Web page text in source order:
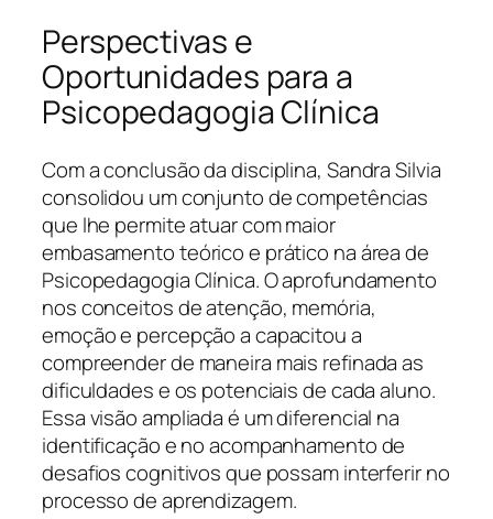
Perspectivas e
Oportunidades para a
Psicopedagogia Clínica
Com a conclusão da disciplina, Sandra Silvia
consolidou um conjunto de competências
que lhe permite atuar com maior
embasamento teórico e prático na área de
Psicopedagogia Clínica. O aprofundamento
nos conceitos de atenção, memória,
emoção e percepção a capacitou a
compreender de maneira mais refinada as
dificuldades e os potenciais de cada aluno.
Essa visão ampliada é um diferencial na
identificação e no acompanhamento de
desafios cognitivos que possam interferir no
processo de aprendizagem.